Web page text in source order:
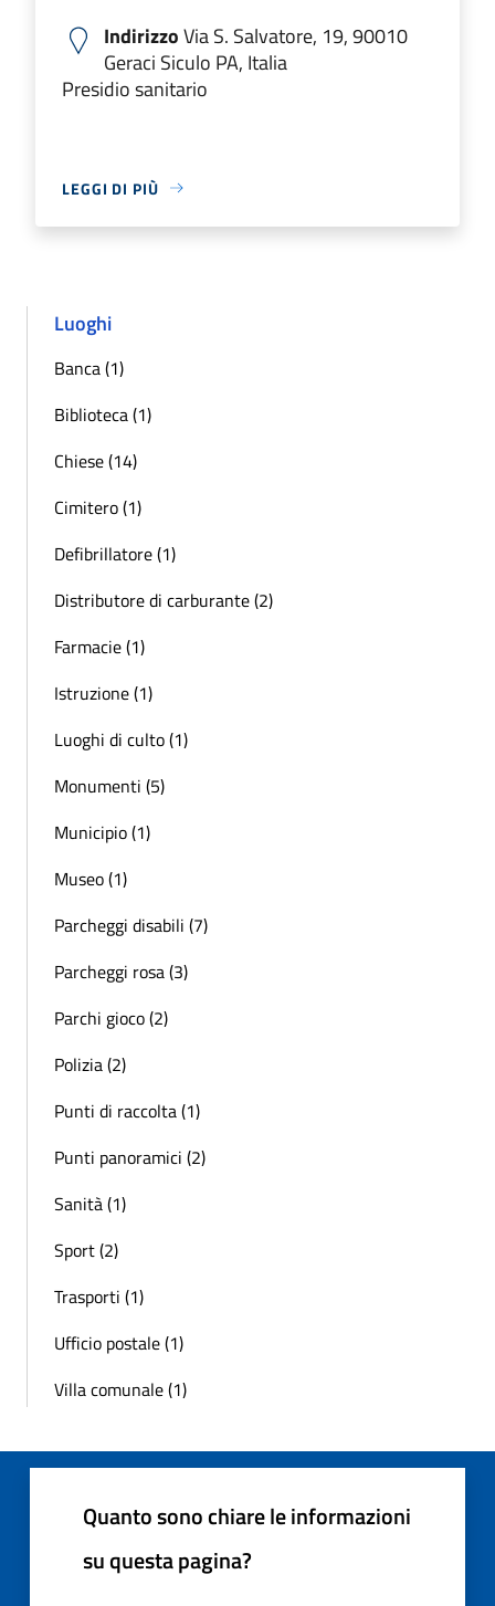
IndirizzoVia S. Salvatore, 19, 90010
Geraci Siculo PA, Italia
Presidio sanitario
LEGGI DI PIÙ
Luoghi
Banca (1)
Biblioteca (1)
Chiese (14)
Cimitero (1)
Defibrillatore (1)
Distributore di carburante (2)
Farmacie (1)
Istruzione (1)
Luoghi di culto (1)
Monumenti (5)
Municipio (1)
Museo (1)
Parcheggi disabili (7)
Parcheggi rosa (3)
Parchi gioco (2)
Polizia (2)
Punti di raccolta (1)
Punti panoramici (2)
Sanità (1)
Sport (2)
Trasporti (1)
Ufficio postale (1)
Villa comunale (1)
Quanto sono chiare le informazioni
su questa pagina?